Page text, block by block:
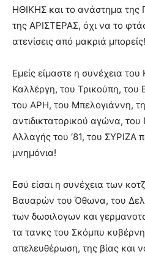
ΗΘΙΚΗΣ και το ανάστημα
της ΑΡΙΣΤΕΡΑΣ, όχι να το
ατενίσεις από μακριά
Εμείς είμαστε η συνέχεια
Καλλέργη, του Τρικούπη,
του ΑΡΗ, του Μπελογιάννη,
αντιδικτατορικού αγώνα, του
Αλλαγής του ‘81, του ΣΥΡΙΖΑ
μνημόνια!
Εσύ είσαι η συνέχεια των
Βαυαρών του Όθωνα, του
των δωσιλογων και
τα τανκς του Σκόμπυ
απελευθέρωση, της βίας και